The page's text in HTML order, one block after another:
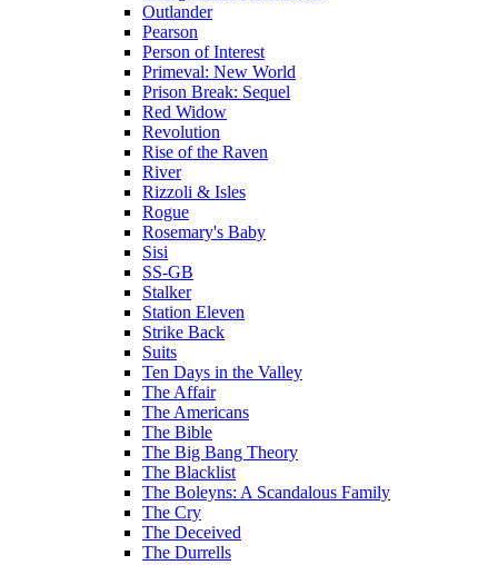
Outlander
Pearson
Person of Interest
Primeval: New World
Prison Break: Sequel
Red Widow
Revolution
Rise of the Raven
River
Rizzoli & Isles
Rogue
Rosemary's Baby
Sisi
SS-GB
Stalker
Station Eleven
Strike Back
Suits
Ten Days in the Valley
The Affair
The Americans
The Bible
The Big Bang Theory
The Blacklist
The Boleyns: A Scandalous Family
The Cry
The Deceived
The Durrells